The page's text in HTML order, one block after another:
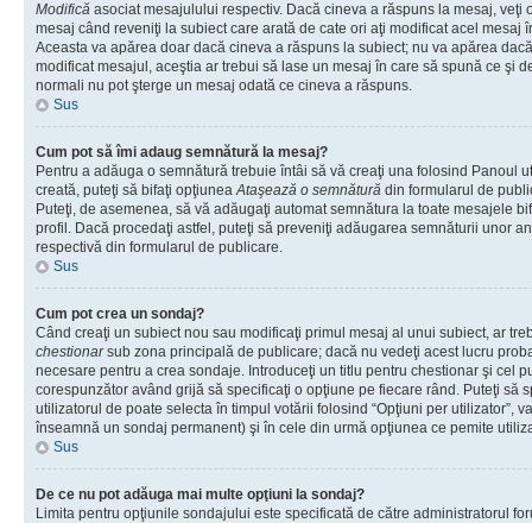
Modifică asociat mesajulului respectiv. Dacă cineva a răspuns la mesaj, veţi
mesaj când reveniţi la subiect care arată de cate ori aţi modificat acel mesaj
Aceasta va apărea doar dacă cineva a răspuns la subiect; nu va apărea
modificat mesajul, aceştia ar trebui să lase un mesaj în care să spună ce şi
normali nu pot şterge un mesaj odată ce cineva a răspuns.
Sus
Cum pot să îmi adaug semnătură la mesaj?
Pentru a adăuga o semnătură trebuie întâi să vă creaţi una folosind Panoul
creată, puteţi să bifaţi opţiuneaAtaşează o semnătură din formularul de
Puteţi, de asemenea, să vă adăugaţi automat semnătura la toate mesajele
profil. Dacă procedaţi astfel, puteţi să preveniţi adăugarea semnăturii unor
respectivă din formularul de publicare.
Sus
Cum pot crea un sondaj?
Când creaţi un subiect nou sau modificaţi primul mesaj al unui subiect, ar
chestionarsub zona principală de publicare; dacă nu vedeţi acest lucru
necesare pentru a crea sondaje. Introduceţi un titlu pentru chestionar şi cel
corespunzător având grijă să specificaţi o opţiune pe fiecare rând. Puteţi să
utilizatorul de poate selecta în timpul votării folosind “Opţiuni per utilizator”,
înseamnă un sondaj permanent) şi în cele din urmă opţiunea ce pemite
Sus
De ce nu pot adăuga mai multe opţiuni la sondaj?
Limita pentru opţiunile sondajului este specificată de către administratorul